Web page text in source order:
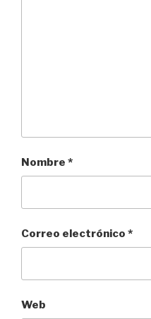
Nombre *
Correo electrónico *
Web